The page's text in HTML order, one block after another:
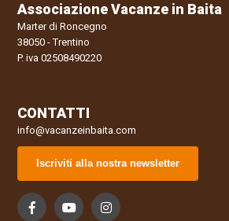
Associazione Vacanze in Baita
Marter di Roncegno
38050 - Trentino
P. iva 02508490220
CONTATTI
info@vacanzeinbaita.com
Iscriviti alla nostra newsletter